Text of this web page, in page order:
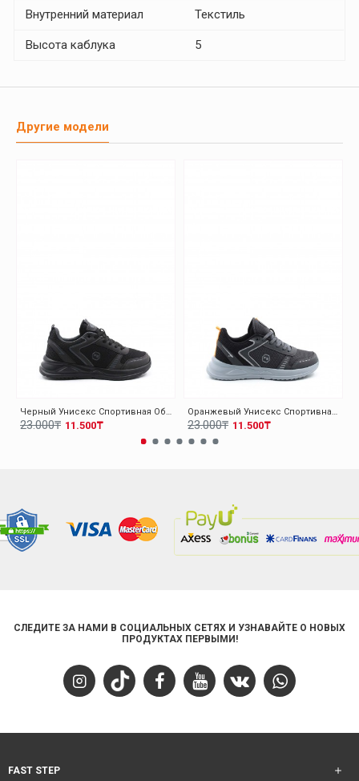
Внутренний материал Текстиль
Высота каблука 5
Другие модели
Черный Унисекс Спортивная Обувь 140XA5310
11.500₸
23.000₸
Оранжевый Унисекс Спортивная Обувь 140XA5310
11.500₸
23.000₸
СЛЕДИТЕ ЗА НАМИ В СОЦИАЛЬНЫХ СЕТЯХ И УЗНАВАЙТЕ О НОВЫХ
ПРОДУКТАХ ПЕРВЫМИ!
FAST STEP